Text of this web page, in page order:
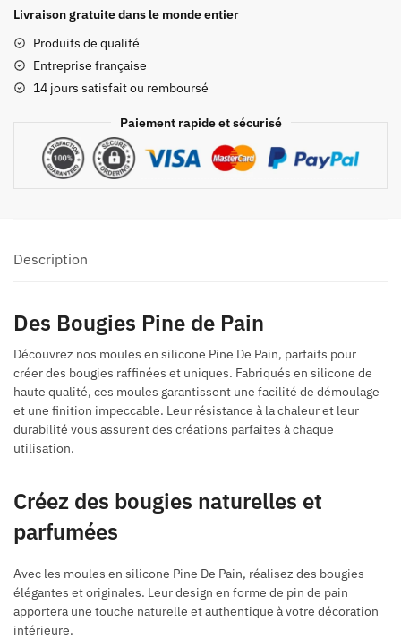
Silicones
Pine
De
Pain
Livraison gratuite dans le monde entier
Produits de qualité
Entreprise française
14 jours satisfait ou remboursé
Paiement rapide et sécurisé
Description
Des Bougies Pine de Pain
Découvrez nos moules en silicone Pine De Pain, parfaits pour
créer des bougies raffinées et uniques. Fabriqués en silicone de
haute qualité, ces moules garantissent une facilité de démoulage
et une finition impeccable. Leur résistance à la chaleur et leur
durabilité vous assurent des créations parfaites à chaque
utilisation.
Créez des bougies naturelles et
parfumées
Avec les moules en silicone Pine De Pain, réalisez des bougies
élégantes et originales. Leur design en forme de pin de pain
apportera une touche naturelle et authentique à votre décoration
intérieure.